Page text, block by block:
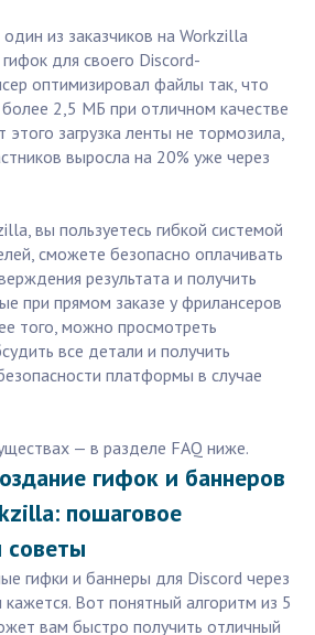
из заказчиков на Workzilla
для своего Discord-
оптимизировал файлы так, что
2,5 МБ при отличном качестве
этого загрузка ленты не тормозила,
выросла на 20% уже через
вы пользуетесь гибкой системой
сможете безопасно оплачивать
результата и получить
при прямом заказе у фрилансеров
того, можно просмотреть
все детали и получить
платформы в случае
— в разделе FAQ ниже.
гифок и баннеров
пошаговое
советы
гифки и баннеры для Discord через
Вот понятный алгоритм из 5
вам быстро получить отличный